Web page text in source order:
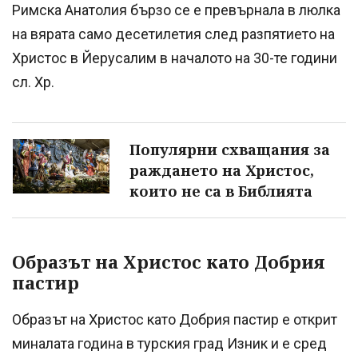
Римска Анатолия бързо се е превърнала в люлка
на вярата само десетилетия след разпятието на
Христос в Йерусалим в началото на 30-те години
сл. Хр.
Популярни схващания за
раждането на Христос,
които не са в Библията
Образът на Христос като Добрия
пастир
Образът на Христос като Добрия пастир е открит
миналата година в турския град Изник и е сред